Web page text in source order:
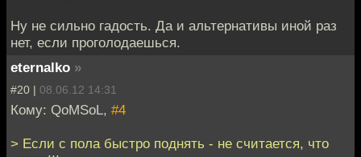
Ну не сильно гадость. Да и альтернативы иной раз
нет, если проголодаешься.
eternalko »
#20 | 08.06.12 14:31
Кому: QoMSoL, #4
> Если с пола быстро поднять - не считается, что